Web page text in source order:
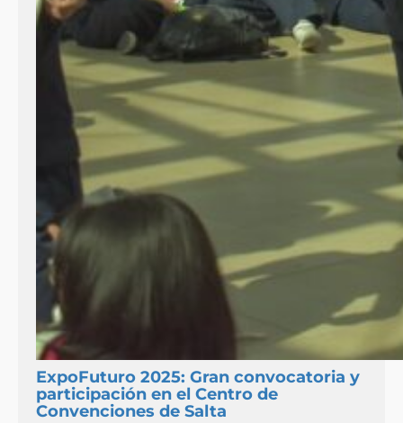
ExpoFuturo 2025: Gran convocatoria y
participación en el Centro de
Convenciones de Salta